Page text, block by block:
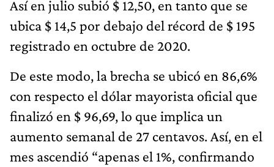
Así en julio subió $ 12,50, en tanto que se
ubica $ 14,5 por debajo del récord de $ 195
registrado en octubre de 2020.
De este modo, la brecha se ubicó en 86,6%
con respecto el dólar mayorista oficial que
finalizó en $ 96,69, lo que implica un
aumento semanal de 27 centavos. Así, en el
mes ascendió “apenas el 1%, confirmando